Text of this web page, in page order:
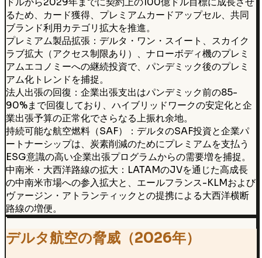
るため、カード獲得、プレミアムカードアップセル、共同
ブランド利用カテゴリ拡大を推進。
プレミアム製品拡張：デルタ・ワン・スイート、スカイク
ラブ拡大（アクセス制限あり）、ナローボディ機のプレミ
アムエコノミーへの継続投資で、パンデミック後のプレミ
アム化トレンドを捕捉。
法人出張の回復：企業出張支出はパンデミック前の85-
90%まで回復しており、ハイブリッドワークの安定化と企
業出張予算の正常化でさらなる上振れ余地。
持続可能な航空燃料（SAF）：デルタのSAF投資と企業パ
ートナーシップは、炭素削減のためにプレミアムを支払う
ESG意識の高い企業出張プログラムからの需要増を捕捉。
中南米・大西洋路線の拡大：LATAMのJVを通じた高成長
の中南米市場への参入拡大と、エールフランス-KLMおよび
ヴァージン・アトランティックとの提携による大西洋横断
路線の増便。
デルタ航空の脅威（2026年）